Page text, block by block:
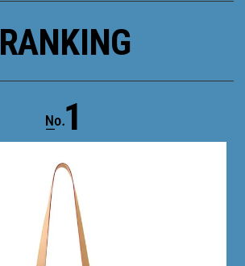
RANKING
1